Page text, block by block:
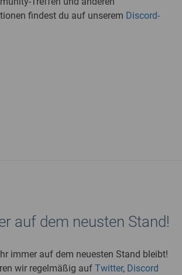
findest du auf unserem Discord-
auf dem neusten Stand!
immer auf dem neuesten Stand bleibt!
wir regelmäßig auf Twitter, Discord